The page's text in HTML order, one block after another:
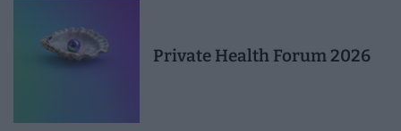
Private Health Forum 2026